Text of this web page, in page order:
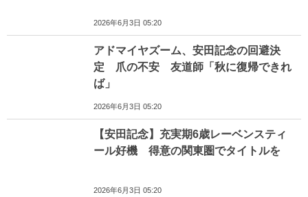
2026年6月3日 05:20
アドマイヤズーム、安田記念の回避決
定 爪の不安 友道師「秋に復帰できれ
ば」
2026年6月3日 05:20
【安田記念】充実期6歳レーベンスティ
ール好機 得意の関東圏でタイトルを
2026年6月3日 05:20